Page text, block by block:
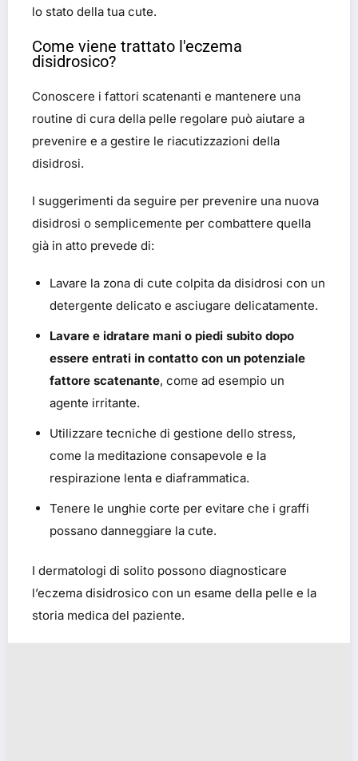
lo stato della tua cute.
Come viene trattato l'eczema
disidrosico?
Conoscere i fattori scatenanti e mantenere una
routine di cura della pelle regolare può aiutare a
prevenire e a gestire le riacutizzazioni della
disidrosi.
I suggerimenti da seguire per prevenire una nuova
disidrosi o semplicemente per combattere quella
già in atto prevede di:
Lavare la zona di cute colpita da disidrosi con un
detergente delicato e asciugare delicatamente.
Lavare e idratare mani o piedi subito dopo
essere entrati in contatto con un potenziale
fattore scatenante, come ad esempio un
agente irritante.
Utilizzare tecniche di gestione dello stress,
come la meditazione consapevole e la
respirazione lenta e diaframmatica.
Tenere le unghie corte per evitare che i graffi
possano danneggiare la cute.
I dermatologi di solito possono diagnosticare
l’eczema disidrosico con un esame della pelle e la
storia medica del paziente.